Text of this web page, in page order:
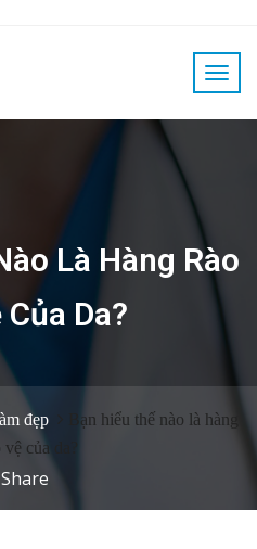
Là Hàng Rào
Da?
đẹp
Bạn hiểu thế nào là hàng
của da?
Share